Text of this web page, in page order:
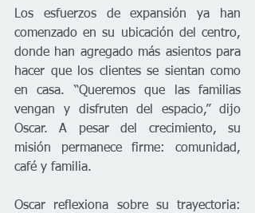
Los esfuerzos de expansión ya han
comenzado en su ubicación del centro,
donde han agregado más asientos para
hacer que los clientes se sientan como
en casa. “Queremos que las familias
vengan y disfruten del espacio,” dijo
Oscar. A pesar del crecimiento, su
misión permanece firme: comunidad,
café y familia.
Oscar reflexiona sobre su trayectoria: